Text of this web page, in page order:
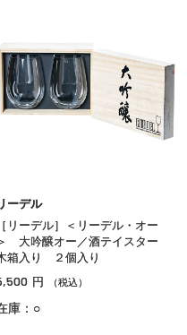
ーデル
［リーデル］＜リーデル・オー
大吟醸オー／酒テイスター
箱入り ２個入り
円 （税込）
庫：○